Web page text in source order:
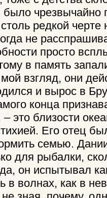
чрезвычайно
редкой черте
не расспрашивал
просто
в память
взгляд, они
и вырос в
конца
– это близости
Его отец
семью.
для рыбалки,
он испытывал
в волнах, как в